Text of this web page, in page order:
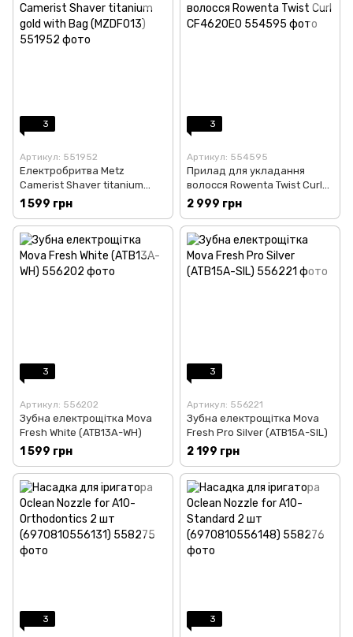
3
Артикул: 551952
Електробритва Metz
Camerist Shaver titanium
gold with Bag (MZDF013)
1 599 грн
3
Артикул: 554595
Прилад для укладання
волосся Rowenta Twist Curl
CF4620E0
2 999 грн
3
Артикул: 556202
Зубна електрощітка Mova
Fresh White (ATB13A-WH)
1 599 грн
3
Артикул: 556221
Зубна електрощітка Mova
Fresh Pro Silver (ATB15A-SIL)
2 199 грн
3 3